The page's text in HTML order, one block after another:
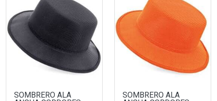
SOMBRERO ALA
SOMBRERO ALA